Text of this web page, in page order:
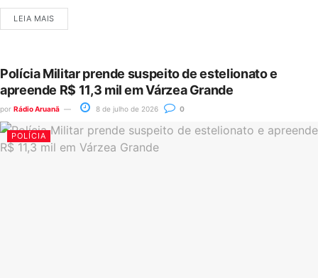
LEIA MAIS
Polícia Militar prende suspeito de estelionato e
apreende R$ 11,3 mil em Várzea Grande
por Rádio Aruanã 8 de julho de 2026 0
POLÍCIA